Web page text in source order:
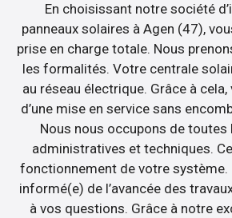
En choisissant notre société
panneaux solaires à Agen (47),
prise en charge totale. Nous
les formalités. Votre centrale
au réseau électrique. Grâce à
d’une mise en service sans
Nous nous occupons de toutes
administratives et techniques.
fonctionnement de votre système.
informé(e) de l’avancée des
à vos questions. Grâce à notre